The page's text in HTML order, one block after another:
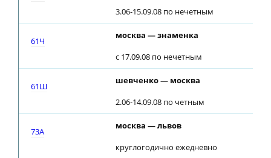
3.06-15.09.08 по нечетным
61Ч
москва — знаменка
с 17.09.08 по нечетным
61Ш
шевченко — москва
2.06-14.09.08 по четным
73A
москва — львов
круглогодично ежедневно